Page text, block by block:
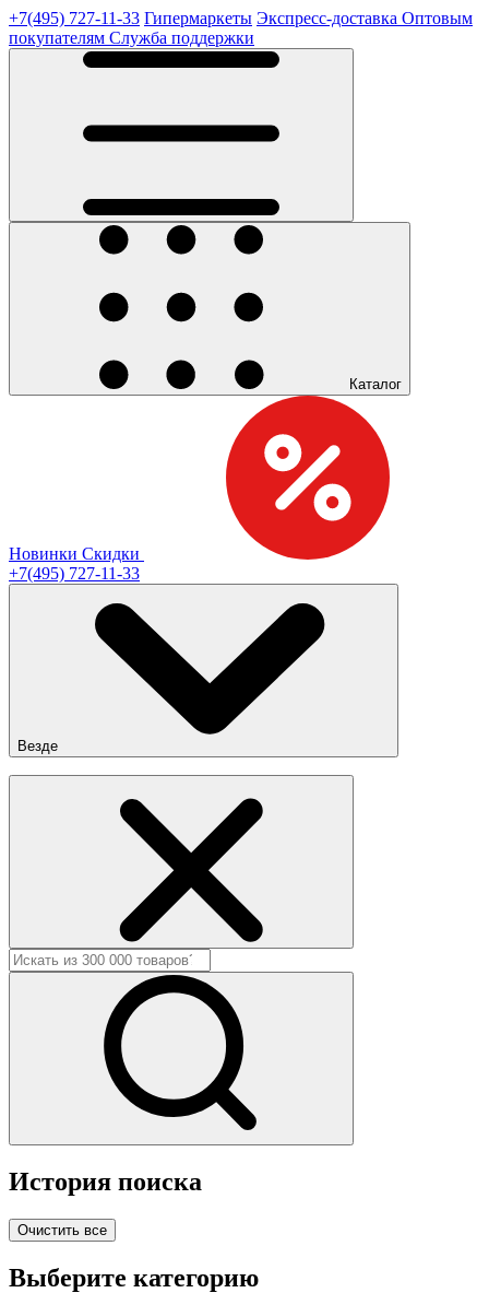
+7(495) 727-11-33 Гипермаркеты Экспресс-доставка Оптовым
покупателям Служба поддержки
Каталог
Новинки Скидки
+7(495) 727-11-33
Везде
История поиска
Очистить все
Выберите категорию